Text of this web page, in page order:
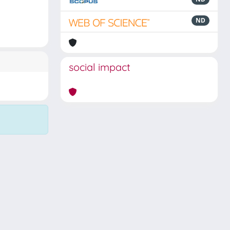
ND
social impact